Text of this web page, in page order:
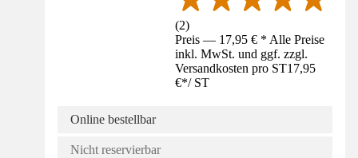
(2)
Preis — 17,95 € * Alle Preise
inkl. MwSt. und ggf. zzgl.
Versandkosten pro ST17,95
€*/ ST
Online bestellbar
Nicht reservierbar